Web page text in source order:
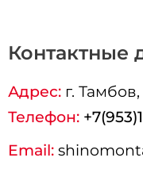
Контактные
Адрес: г.Тамбов
Телефон:
Email: